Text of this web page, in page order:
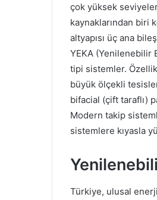
çok yüksek
kaynaklarından biri
altyapısı üç ana
YEKA (Yenilenebilir
tipi sistemler.
büyük ölçekli
bifacial (çift taraflı)
Modern takip
sistemlere kıyasla
Türkiye, ulusal